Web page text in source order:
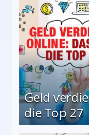
Geld
die Top 27